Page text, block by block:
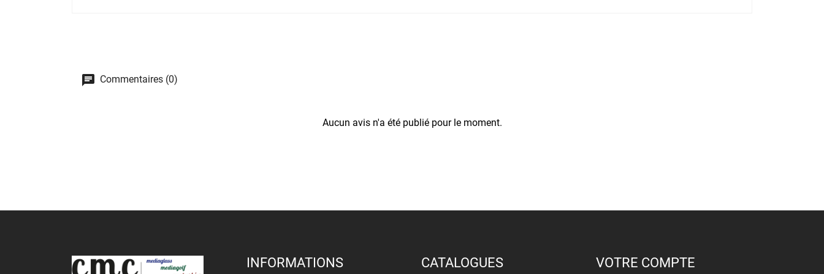
Commentaires (0)
Aucun avis n'a été publié pour le moment.
INFORMATIONS CATALOGUES VOTRE COMPTE